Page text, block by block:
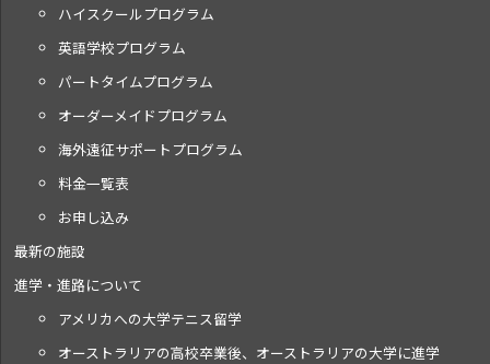
ハイスクールプログラム
英語学校プログラム
パートタイムプログラム
オーダーメイドプログラム
海外遠征サポートプログラム
料金一覧表
お申し込み
最新の施設
進学・進路について
アメリカへの大学テニス留学
オーストラリアの高校卒業後、オーストラリアの大学に進学